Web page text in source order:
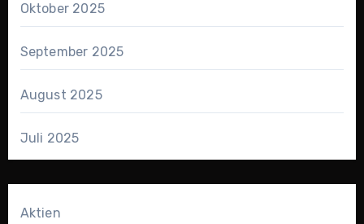
Oktober 2025
September 2025
August 2025
Juli 2025
Aktien